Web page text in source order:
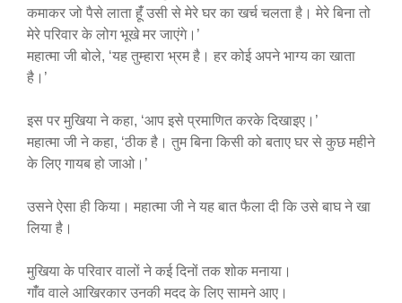
कमाकर जो पैसे लाता हूंँ उसी से मेरे घर का खर्च चलता है। मेरे बिना तो
मेरे परिवार के लोग भूखे मर जाएंगे।’
महात्मा जी बोले, ‘यह तुम्हारा भ्रम है। हर कोई अपने भाग्य का खाता
है।’
इस पर मुखिया ने कहा, ‘आप इसे प्रमाणित करके दिखाइए।’
महात्मा जी ने कहा, ‘ठीक है। तुम बिना किसी को बताए घर से कुछ महीने
के लिए गायब हो जाओ।’
उसने ऐसा ही किया। महात्मा जी ने यह बात फैला दी कि उसे बाघ ने खा
लिया है।
मुखिया के परिवार वालों ने कई दिनों तक शोक मनाया।
गांँव वाले आखिरकार उनकी मदद के लिए सामने आए।